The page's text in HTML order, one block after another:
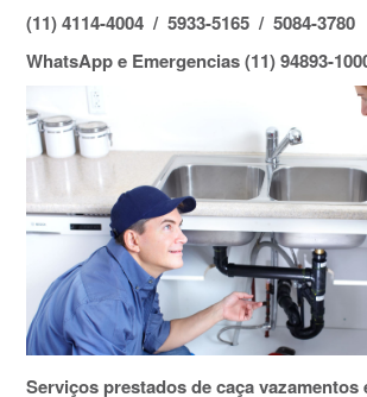
(11) 4114-4004 / 5933-5165 / 5084-3780
WhatsApp e Emergencias (11) 94893-
Serviços prestados de caça vazamentos